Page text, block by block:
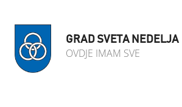
GRAD SVETA NEDELJA
OVDJE IMAM SVE